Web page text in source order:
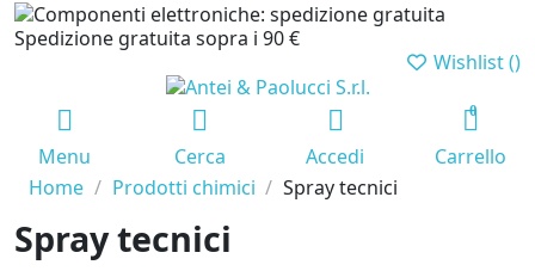
Spedizione gratuita sopra i 90 €
Wishlist ()
Menu Cerca Accedi
0
Carrello
Home
Prodotti chimici Spray tecnici
Spray tecnici